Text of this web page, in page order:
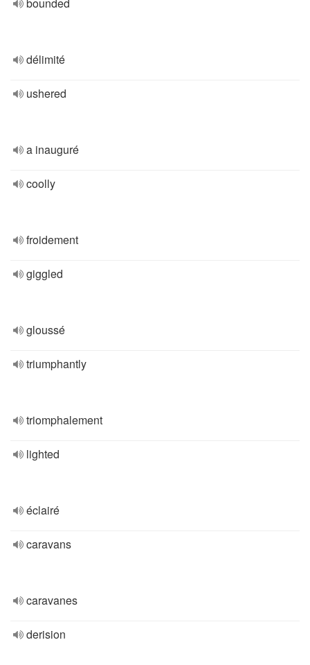
délimité
ushered
a inauguré
coolly
froidement
giggled
gloussé
triumphantly
triomphalement
lighted
éclairé
caravans
caravanes
derision